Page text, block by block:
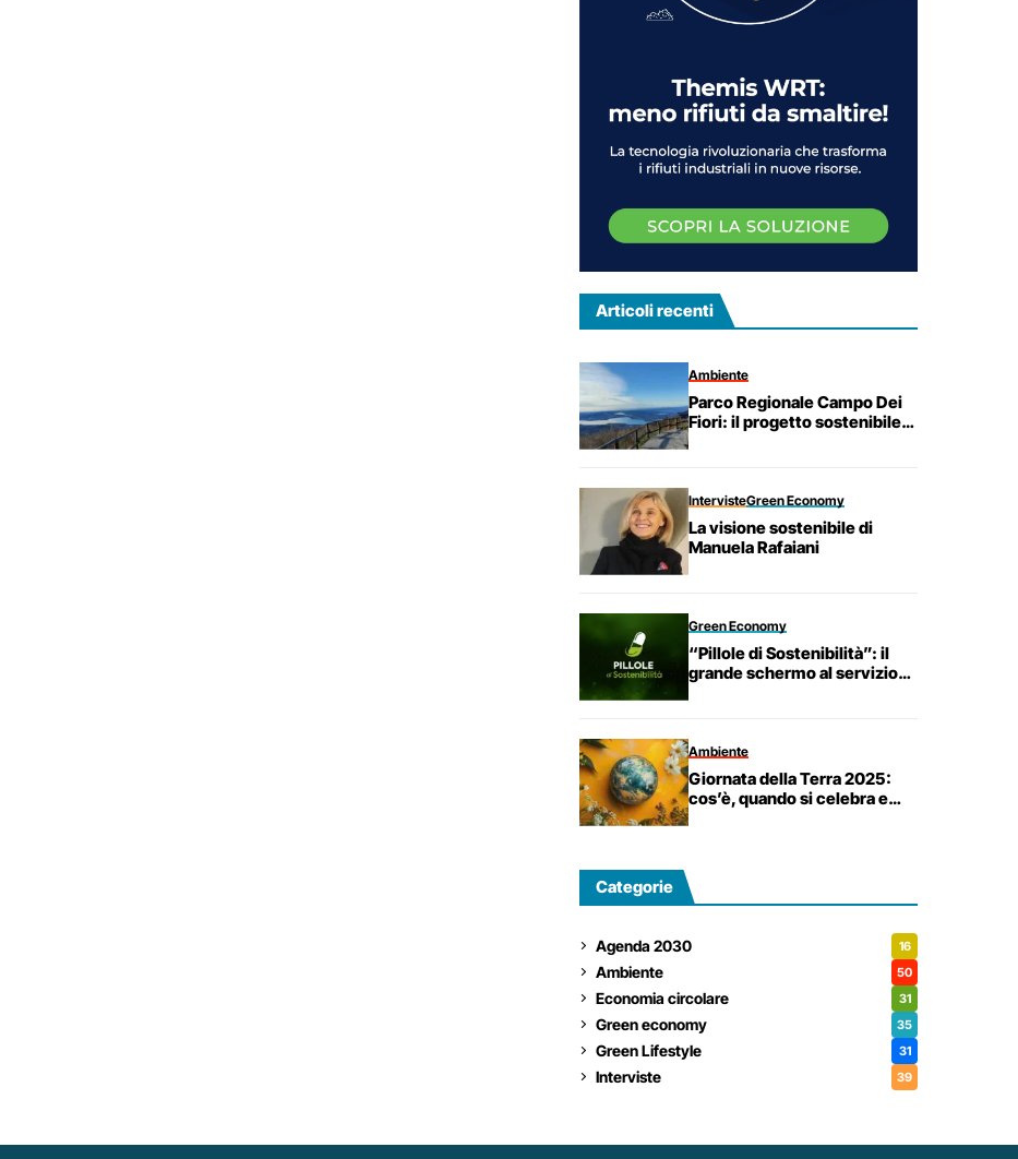
Articoli recenti
Ambiente
Parco Regionale Campo Dei
Fiori: il progetto sostenibile
IntervisteGreen Economy
La visione sostenibile di
Manuela Rafaiani
Green Economy
“Pillole di Sostenibilità”: il
grande schermo al servizio
Ambiente
Giornata della Terra 2025:
cos’è, quando si celebra e
Categorie
Agenda 2030 16
Ambiente 50
Economia circolare 31
Green economy 35
Green Lifestyle 31
Interviste 39